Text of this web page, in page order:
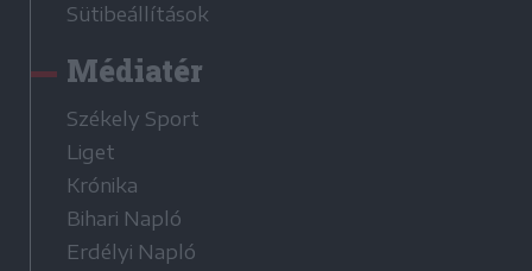
Sütibeállítások
Médiatér
Székely Sport
Liget
Krónika
Bihari Napló
Erdélyi Napló